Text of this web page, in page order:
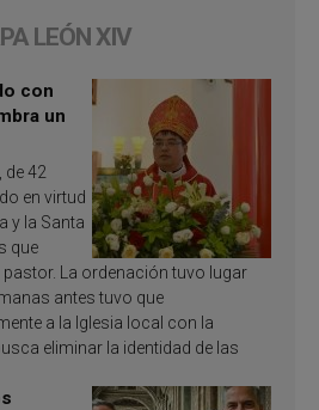
LEÓN XIV
con
un
de 42
en virtud
y la Santa
que
pastor. La ordenación tuvo lugar
antes tuvo que
a la Iglesia local con la
eliminar la identidad de las